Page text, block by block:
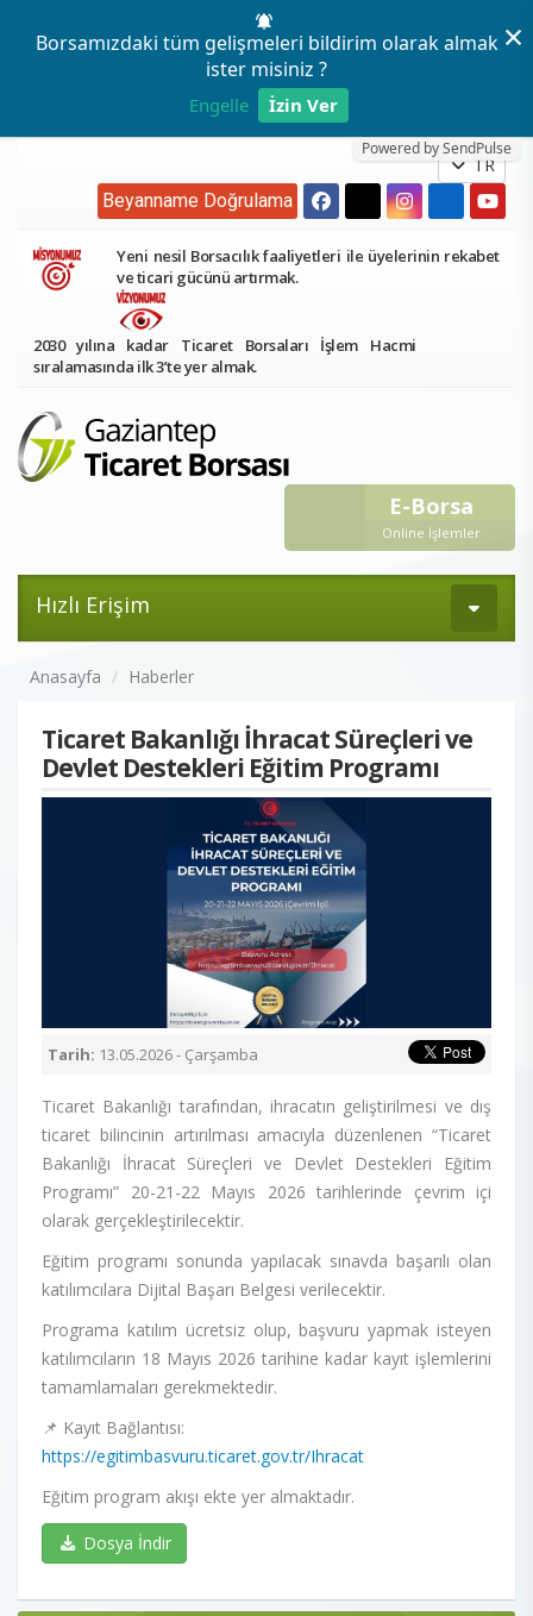
Borsamızdaki tüm gelişmeleri bildirim olarak almak
ister misiniz ?
Engelle İzin Ver
Powered by SendPulse
×
TR
Beyanname Doğrulama
Yeni nesil Borsacılık faaliyetleri ile üyelerinin rekabet
ve ticari gücünü artırmak.
2030 yılına kadar Ticaret Borsaları İşlem Hacmi
sıralamasında ilk 3’te yer almak.
E-Borsa
Online İşlemler
Hızlı Erişim
Anasayfa Haberler
Ticaret Bakanlığı İhracat Süreçleri ve
Devlet Destekleri Eğitim Programı
Tarih: 13.05.2026 - Çarşamba
Ticaret Bakanlığı tarafından, ihracatın geliştirilmesi ve dış
ticaret bilincinin artırılması amacıyla düzenlenen “Ticaret
Bakanlığı İhracat Süreçleri ve Devlet Destekleri Eğitim
Programı” 20-21-22 Mayıs 2026 tarihlerinde çevrim içi
olarak gerçekleştirilecektir.
Eğitim programı sonunda yapılacak sınavda başarılı olan
katılımcılara Dijital Başarı Belgesi verilecektir.
Programa katılım ücretsiz olup, başvuru yapmak isteyen
katılımcıların 18 Mayıs 2026 tarihine kadar kayıt işlemlerini
tamamlamaları gerekmektedir.
📌 Kayıt Bağlantısı:
https://egitimbasvuru.ticaret.gov.tr/Ihracat
Eğitim program akışı ekte yer almaktadır.
Dosya İndir